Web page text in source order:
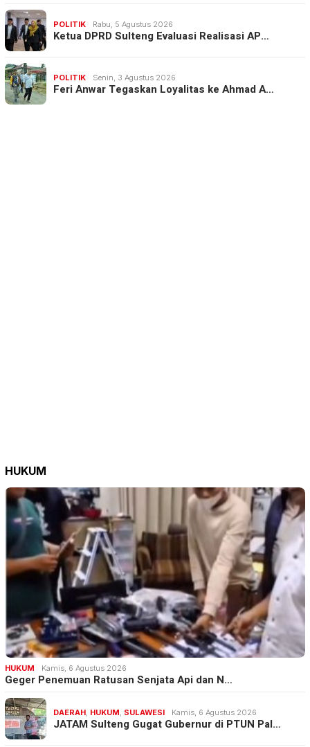
POLITIK Rabu, 5 Agustus 2026
Ketua DPRD Sulteng Evaluasi Realisasi AP…
POLITIK Senin, 3 Agustus 2026
Feri Anwar Tegaskan Loyalitas ke Ahmad A…
HUKUM
HUKUM Kamis, 6 Agustus 2026
Geger Penemuan Ratusan Senjata Api dan N…
DAERAH, HUKUM, SULAWESI Kamis, 6 Agustus 2026
JATAM Sulteng Gugat Gubernur di PTUN Pal…